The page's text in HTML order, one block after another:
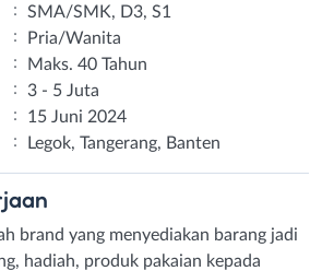
:
SMA/SMK, D3, S1
:
Pria/Wanita
:
Maks. 40 Tahun
:
3 - 5 Juta
:
15 Juni 2024
: Legok, Tangerang, Banten
brand yang menyediakan barang jadi
hadiah, produk pakaian kepada